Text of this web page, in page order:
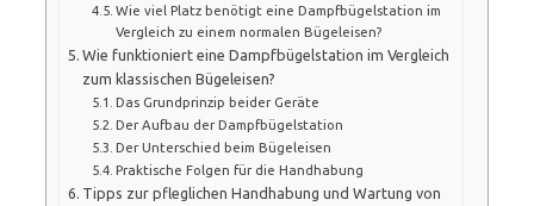
Wie viel Platz benötigt eine Dampfbügelstation im
Vergleich zu einem normalen Bügeleisen?
Wie funktioniert eine Dampfbügelstation im Vergleich
zum klassischen Bügeleisen?
Das Grundprinzip beider Geräte
Der Aufbau der Dampfbügelstation
Der Unterschied beim Bügeleisen
Praktische Folgen für die Handhabung
Tipps zur pfleglichen Handhabung und Wartung von